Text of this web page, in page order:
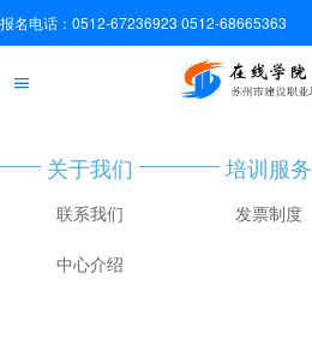
报名电话：0512-67236923 0512-68665363
关于我们
联系我们
中心介绍
培训服务
发票制度